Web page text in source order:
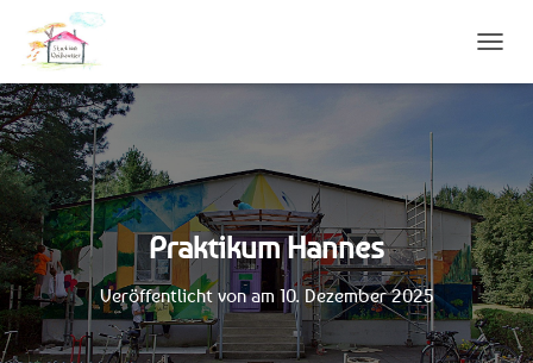
A
T
I
O
N
U
M
S
C
Praktikum Hannes
Veröffentlicht vonam 10. Dezember 2025